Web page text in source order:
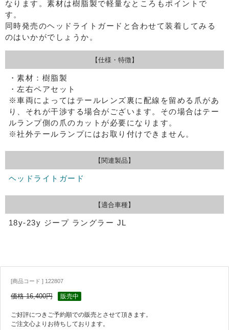
なります。素材は樹脂製で軽量なところもポイントで
す。
同時発売のヘッドライトガードと合わせて装着してみる
のはいかがでしょうか。
【仕様・特徴】
・素材：樹脂製
・左右ペアセット
※車両によってはテールレンズ裏に配線を留める爪があ
り、それが干渉する場合がございます。その場合はテー
ルランプ側の爪のカットが必要になります。
※社外テールランプにはお取り付けできません。
【関連製品】
ヘッドライトガード
【適合車種】
18y-23y ジープ ラングラー JL
[商品コード ] 122807
価格 16,400円 販売中